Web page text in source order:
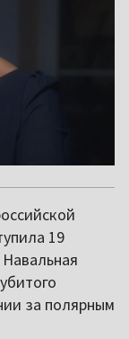
19
за полярным